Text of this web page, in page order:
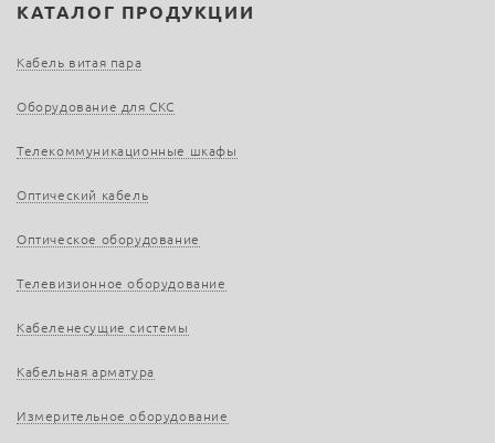
КАТАЛОГ ПРОДУКЦИИ
Кабель витая пара
Оборудование для СКС
Телекоммуникационные шкафы
Оптический кабель
Оптическое оборудование
Телевизионное оборудование
Кабеленесущие системы
Кабельная арматура
Измерительное оборудование